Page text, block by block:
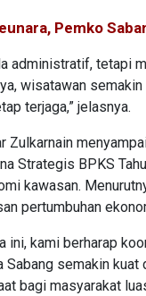
Pemko
administratif, tetapi
wisatawan
terjaga,” jelasnya.
Zulkarnain
Strategis BPKS
kawasan.
pertumbuhan
ini, kami berharap
Sabang semakin
bagi masyarakat